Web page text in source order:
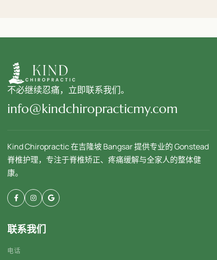
不必继续忍痛，立即联系我们。
info@kindchiropracticmy.com
Kind Chiropractic 在吉隆坡 Bangsar 提供专业的 Gonstead
脊椎护理，专注于脊椎矫正、疼痛缓解与全家人的整体健
康。
联系我们
电话